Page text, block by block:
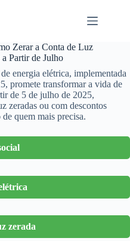
Zerar a Conta de Luz
Partir de Julho
energia elétrica, implementada
promete transformar a vida de
de 5 de julho de 2025,
zeradas ou com descontos
quem mais precisa.
zerada